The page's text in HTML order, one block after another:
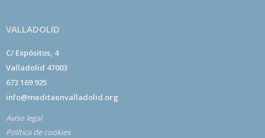
VALLADOLID
C/ Expósitos, 4
Valladolid 47003
673 169 925
info@meditaenvalladolid.org
Aviso legal
Política de cookies